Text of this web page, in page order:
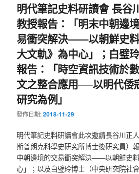
明代筆記史料研讀會 長谷
教授報告：「明末中朝邊
易衝突解決——以朝鮮史
大文軌》為中心」；白璧
報告：「時空資訊技術於
文之整合應用──以明代倭
研究為例」
發佈日期:2018-11-29
明代筆記史料研讀會此次邀請長谷川正
斯普朗克科學史研究所博士後研究員）
中朝邊境的交易衝突解決——以朝鮮史
心」；以及白璧玲博士（中央研究院社